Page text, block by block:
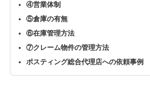
④営業体制
⑤倉庫の有無
⑥在庫管理方法
⑦クレーム物件の管理方法
ポスティング総合代理店への依頼事例